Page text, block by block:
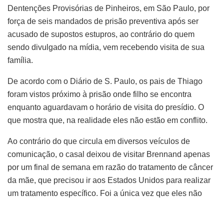
Dentenções Provisórias de Pinheiros, em São Paulo, por
força de seis mandados de prisão preventiva após ser
acusado de supostos estupros, ao contrário do quem
sendo divulgado na mídia, vem recebendo visita de sua
família.
De acordo com o Diário de S. Paulo, os pais de Thiago
foram vistos próximo à prisão onde filho se encontra
enquanto aguardavam o horário de visita do presídio. O
que mostra que, na realidade eles não estão em conflito.
Ao contrário do que circula em diversos veículos de
comunicação, o casal deixou de visitar Brennand apenas
por um final de semana em razão do tratamento de câncer
da mãe, que precisou ir aos Estados Unidos para realizar
um tratamento específico. Foi a única vez que eles não